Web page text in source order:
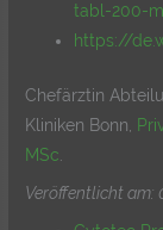
tabl-200-
https://
Chefärztin
Kliniken Bonn,
MSc
Veröffentlicht am: